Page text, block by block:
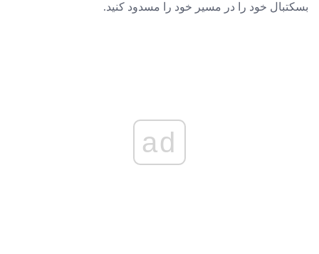
بسکتبال خود را در مسیر خود را مسدود کنید.
ad